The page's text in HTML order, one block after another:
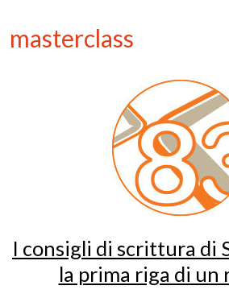
masterclass
I consigli di scrittura di
la prima riga di un